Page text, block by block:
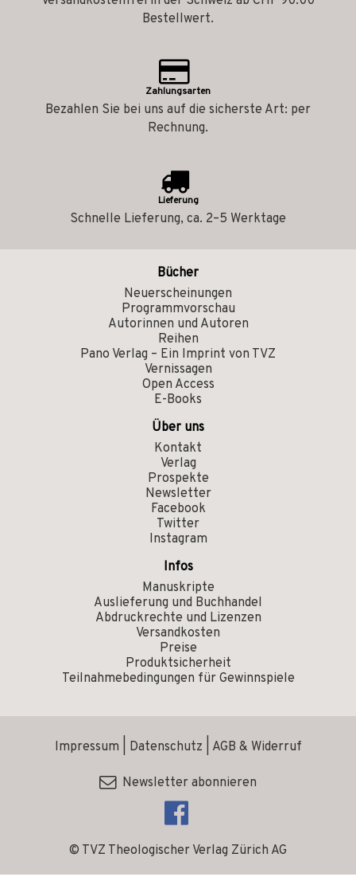
Bestellwert.
Zahlungsarten
Bezahlen Sie bei uns auf die sicherste Art: per
Rechnung.
Lieferung
Schnelle Lieferung, ca. 2–5 Werktage
Bücher
Neuerscheinungen
Programmvorschau
Autorinnen und Autoren
Reihen
Pano Verlag – Ein Imprint von TVZ
Vernissagen
Open Access
E-Books
Über uns
Kontakt
Verlag
Prospekte
Newsletter
Facebook
Twitter
Instagram
Infos
Manuskripte
Auslieferung und Buchhandel
Abdruckrechte und Lizenzen
Versandkosten
Preise
Produktsicherheit
Teilnahmebedingungen für Gewinnspiele
© TVZ Theologischer Verlag Zürich AG
Impressum Datenschutz AGB & Widerruf
Newsletter abonnieren